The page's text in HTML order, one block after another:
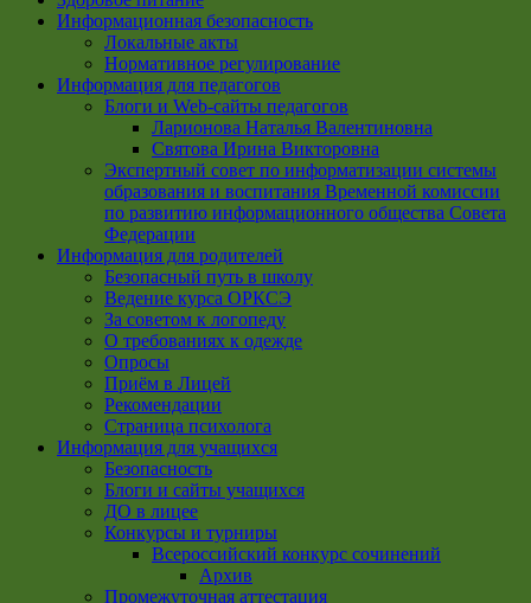
Информационная безопасность
Локальные акты
Нормативное регулирование
Информация для педагогов
Блоги и Web-сайты педагогов
Ларионова Наталья Валентиновна
Святова Ирина Викторовна
Экспертный совет по информатизации системы
образования и воспитания Временной комиссии
по развитию информационного общества Совета
Федерации
Информация для родителей
Безопасный путь в школу
Ведение курса ОРКСЭ
За советом к логопеду
О требованиях к одежде
Опросы
Приём в Лицей
Рекомендации
Страница психолога
Информация для учащихся
Безопасность
Блоги и сайты учащихся
ДО в лицее
Конкурсы и турниры
Всероссийский конкурс сочинений
Архив
Промежуточная аттестация